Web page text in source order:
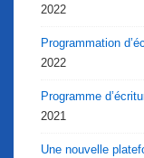
2022
Programmation
2022
Programme
2021
Une nouvelle